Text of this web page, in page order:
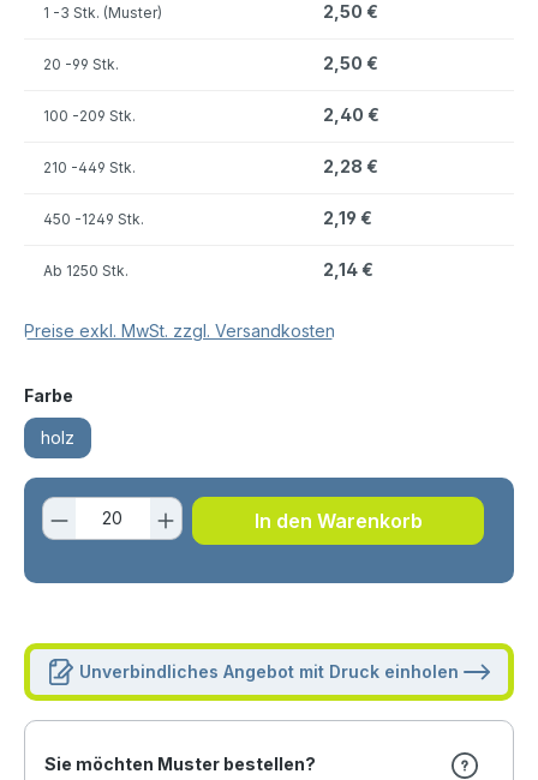
1 -3 Stk. (Muster) 2,50 €
20 -99 Stk. 2,50 €
100 -209 Stk. 2,40 €
210 -449 Stk. 2,28 €
450 -1249 Stk. 2,19 €
Ab 1250 Stk. 2,14 €
Preise exkl. MwSt. zzgl. Versandkosten
Farbe
holz
Produkt Anzahl: Gib den
In den Warenkorb
Unverbindliches Angebot mit Druck einholen
Sie möchten Muster bestellen?